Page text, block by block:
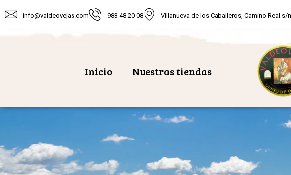
info@valdeovejas.com 983 48 20 08 Villanueva de los Caballeros, Camino Real s/
Inicio Nuestras tiendas